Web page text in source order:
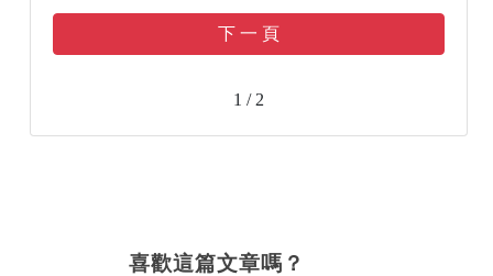
下 一 頁
1 / 2
喜歡這篇文章嗎？